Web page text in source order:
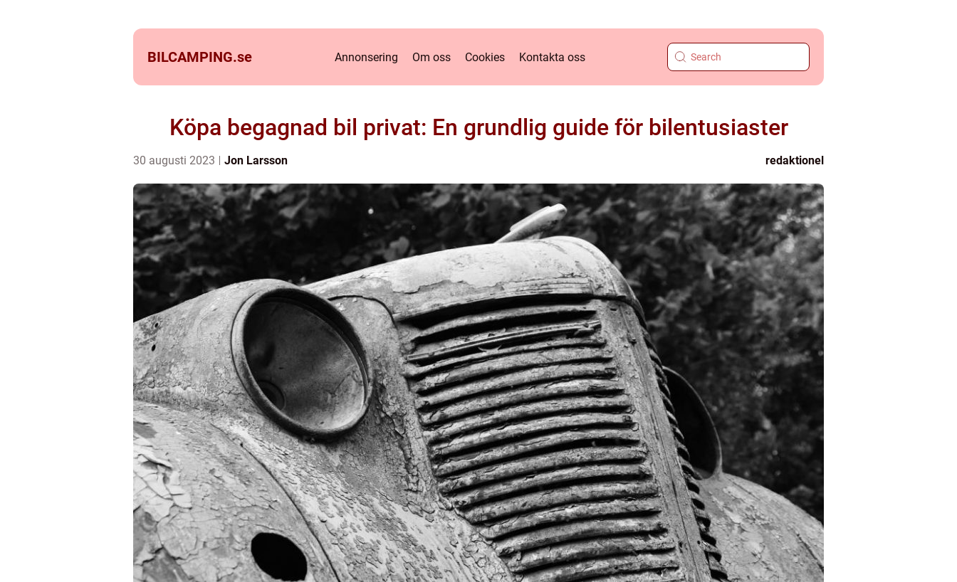
BILCAMPING.se Annonsering Om oss Cookies Kontakta oss
Köpa begagnad bil privat: En grundlig guide för bilentusiaster
30 augusti 2023 Jon Larsson redaktionel